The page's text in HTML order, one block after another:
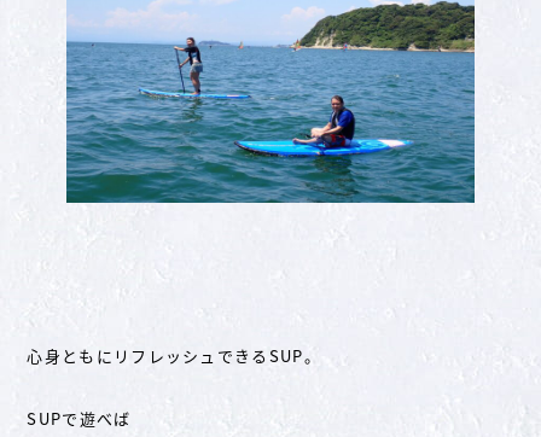
心身ともにリフレッシュできるSUP。
SUPで遊べば